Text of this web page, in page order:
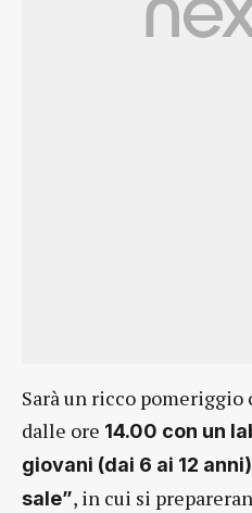
Sarà un ricco pomeriggio
dalle ore 14.00 con un
giovani (dai 6 ai 12
sale”, in cui si